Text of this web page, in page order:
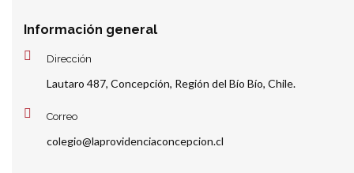
Información general
Dirección
Lautaro 487, Concepción, Región del Bío Bío, Chile.
Correo
colegio@laprovidenciaconcepcion.cl